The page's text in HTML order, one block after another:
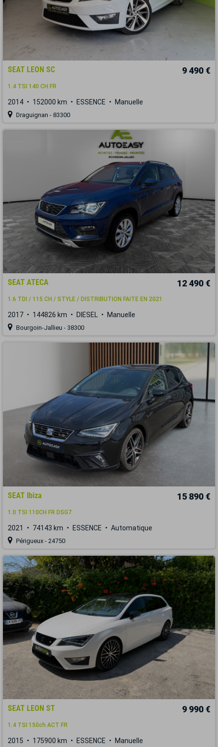
SEAT LEON SC 9 490 €
1.4 TSI 140 CH FR
2014 152000 km ESSENCE Manuelle
Draguignan - 83300
SEAT ATECA 12 490 €
1.6 TDI / 115 CH / STYLE / DISTRIBUTION FAITE EN 2021
2017 144826 km DIESEL Manuelle
Bourgoin-Jallieu - 38300
SEAT Ibiza 15 890 €
1.0 TSI 110CH FR DSG7
2021 74143 km ESSENCE Automatique
Périgueux - 24750
SEAT LEON ST 9 990 €
1.4 TSI 150ch ACT FR
2015 175900 km ESSENCE Manuelle